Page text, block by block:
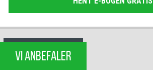
VI ANBEFALER